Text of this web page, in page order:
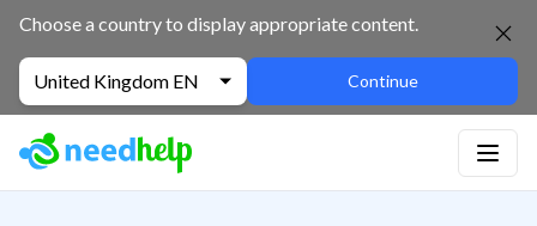
Choose a country to display appropriate content.
United Kingdom EN Continue